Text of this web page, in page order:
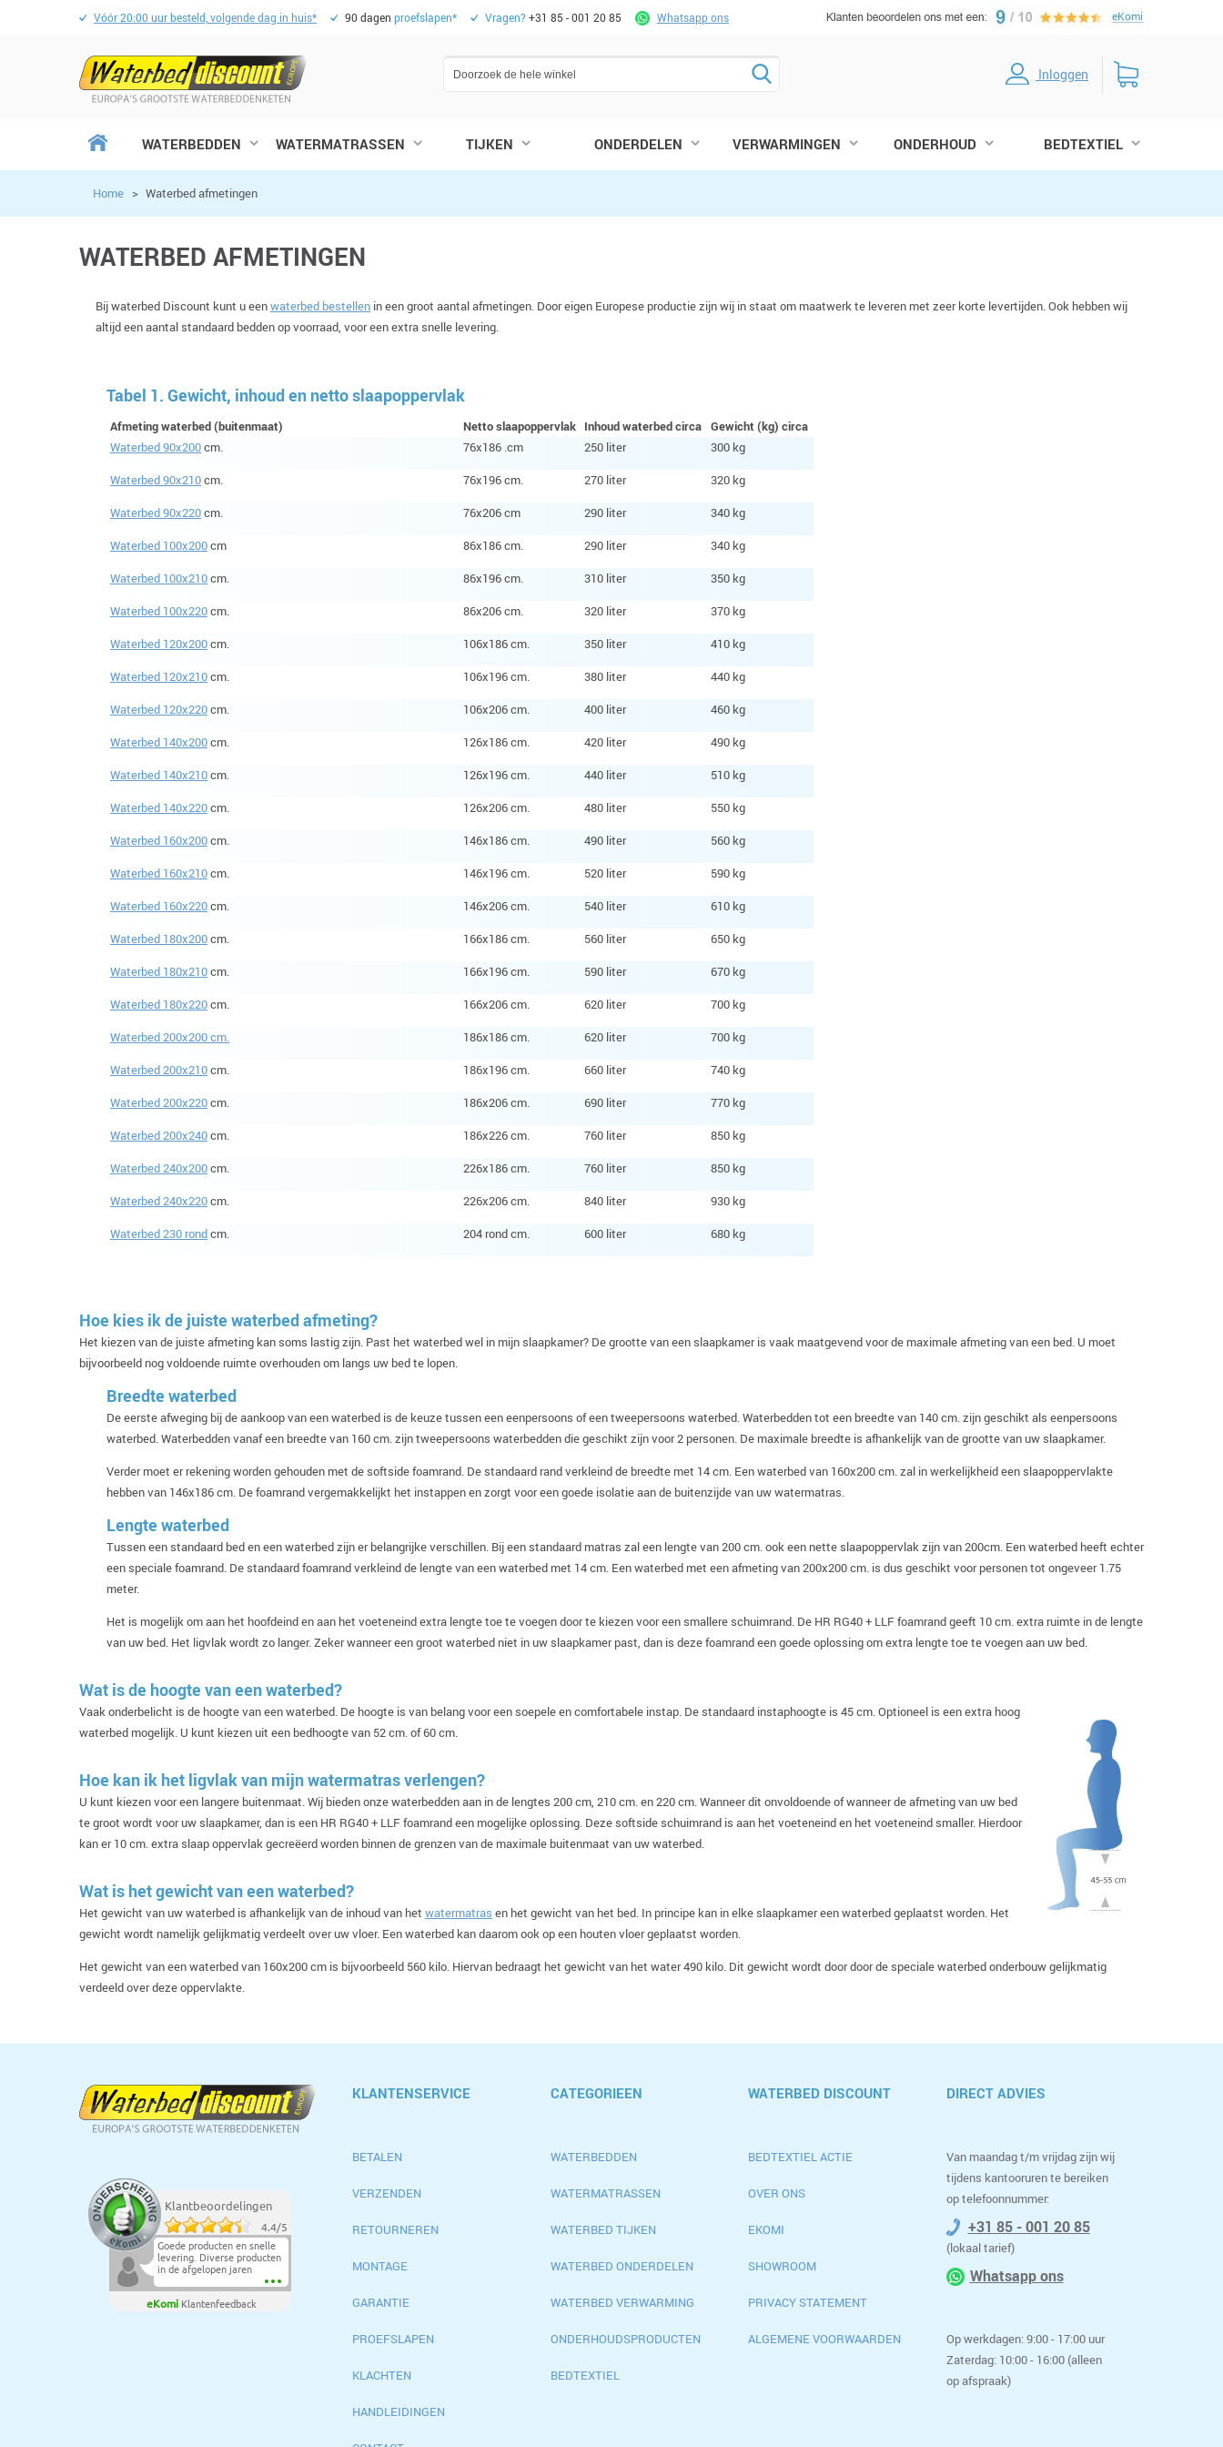
Vóór 20:00 uur besteld, volgende dag in huis* 90 dagen proefslapen* Vragen?+31 85 - 001 20 85 Whatsapp ons
Inloggen
WATERBEDDEN WATERMATRASSEN TIJKEN ONDERDELEN VERWARMINGEN ONDERHOUD BEDTEXTIEL
Home > Waterbed afmetingen
WATERBED AFMETINGEN
Bij waterbed Discount kunt u eenwaterbed bestellen in een groot aantal afmetingen. Door eigen Europese productie zijn wij in staat om maatwerk te leveren met zeer korte levertijden. Ook hebben wij
altijd een aantal standaard bedden op voorraad, voor een extra snelle levering.
Tabel 1. Gewicht, inhoud en netto slaapoppervlak
Afmeting waterbed (buitenmaat) Netto slaapoppervlak Inhoud waterbed circa Gewicht (kg) circa
Waterbed 90x200cm. 76x186 .cm 250 liter
300 kg
Waterbed 90x210cm. 76x196 cm. 270 liter
320 kg
Waterbed 90x220cm. 76x206 cm 290 liter
340 kg
Waterbed 100x200cm 86x186 cm. 290 liter
340 kg
Waterbed 100x210cm. 86x196 cm. 310 liter
350 kg
Waterbed 100x220cm. 86x206 cm. 320 liter
370 kg
Waterbed 120x200cm. 106x186 cm. 350 liter
410 kg
Waterbed 120x210cm. 106x196 cm. 380 liter
440 kg
Waterbed 120x220cm. 106x206 cm. 400 liter
460 kg
Waterbed 140x200cm. 126x186 cm. 420 liter
490 kg
Waterbed 140x210cm. 126x196 cm. 440 liter
510 kg
Waterbed 140x220cm. 126x206 cm. 480 liter
550 kg
Waterbed 160x200cm. 146x186 cm. 490 liter
560 kg
Waterbed 160x210cm. 146x196 cm. 520 liter
590 kg
Waterbed 160x220cm. 146x206 cm. 540 liter
610 kg
Waterbed 180x200cm. 166x186 cm. 560 liter
650 kg
Waterbed 180x210cm. 166x196 cm. 590 liter
670 kg
Waterbed 180x220cm. 166x206 cm. 620 liter
700 kg
Waterbed 200x200 cm.
186x186 cm. 620 liter
700 kg
Waterbed 200x210cm. 186x196 cm. 660 liter
740 kg
Waterbed 200x220cm. 186x206 cm. 690 liter
770 kg
Waterbed 200x240cm. 186x226 cm. 760 liter
850 kg
Waterbed 240x200cm. 226x186 cm. 760 liter
850 kg
Waterbed 240x220cm. 226x206 cm. 840 liter
930 kg
Waterbed 230 rondcm. 204 rond cm. 600 liter 680 kg
Hoe kies ik de juiste waterbed afmeting?
Het kiezen van de juiste afmeting kan soms lastig zijn. Past het waterbed wel in mijn slaapkamer? De grootte van een slaapkamer is vaak maatgevend voor de maximale afmeting van een bed. U moet
bijvoorbeeld nog voldoende ruimte overhouden om langs uw bed te lopen.
Breedte waterbed
De eerste afweging bij de aankoop van een waterbed is de keuze tussen een eenpersoons of een tweepersoons waterbed. Waterbedden tot een breedte van 140 cm. zijn geschikt als eenpersoons
waterbed. Waterbedden vanaf een breedte van 160 cm. zijn tweepersoons waterbedden die geschikt zijn voor 2 personen. De maximale breedte is afhankelijk van de grootte van uw slaapkamer.
Verder moet er rekening worden gehouden met de softside foamrand. De standaard rand verkleind de breedte met 14 cm. Een waterbed van 160x200 cm. zal in werkelijkheid een slaapoppervlakte
hebben van 146x186 cm. De foamrand vergemakkelijkt het instappen en zorgt voor een goede isolatie aan de buitenzijde van uw watermatras.
Lengte waterbed
Tussen een standaard bed en een waterbed zijn er belangrijke verschillen. Bij een standaard matras zal een lengte van 200 cm. ook een nette slaapoppervlak zijn van 200cm. Een waterbed heeft echter
een speciale foamrand. De standaard foamrand verkleind de lengte van een waterbed met 14 cm. Een waterbed met een afmeting van 200x200 cm. is dus geschikt voor personen tot ongeveer 1.75
meter.
Het is mogelijk om aan het hoofdeind en aan het voeteneind extra lengte toe te voegen door te kiezen voor een smallere schuimrand. De HR RG40 + LLF foamrand geeft 10 cm. extra ruimte in de lengte
van uw bed. Het ligvlak wordt zo langer. Zeker wanneer een groot waterbed niet in uw slaapkamer past, dan is deze foamrand een goede oplossing om extra lengte toe te voegen aan uw bed.
Wat is de hoogte van een waterbed?
Vaak onderbelicht is de hoogte van een waterbed. De hoogte is van belang voor een soepele en comfortabele instap. De standaard instaphoogte is 45 cm. Optioneel is een extra hoog
waterbed mogelijk. U kunt kiezen uit een bedhoogte van 52 cm. of 60 cm.
Hoe kan ik het ligvlak van mijn watermatras verlengen?
U kunt kiezen voor een langere buitenmaat. Wij bieden onze waterbedden aan in de lengtes 200 cm, 210 cm. en 220 cm. Wanneer dit onvoldoende of wanneer de afmeting van uw bed
te groot wordt voor uw slaapkamer, dan is een HR RG40 + LLF foamrand een mogelijke oplossing. Deze softside schuimrand is aan het voeteneind en het voeteneind smaller. Hierdoor
kan er 10 cm. extra slaap oppervlak gecreëerd worden binnen de grenzen van de maximale buitenmaat van uw waterbed.
Wat is het gewicht van een waterbed?
Het gewicht van uw waterbed is afhankelijk van de inhoud van het watermatras en het gewicht van het bed. In principe kan in elke slaapkamer een waterbed geplaatst worden. Het
gewicht wordt namelijk gelijkmatig verdeelt over uw vloer. Een waterbed kan daarom ook op een houten vloer geplaatst worden.
Het gewicht van een waterbed van 160x200 cm is bijvoorbeeld 560 kilo. Hiervan bedraagt het gewicht van het water 490 kilo. Dit gewicht wordt door door de speciale waterbed onderbouw gelijkmatig
verdeeld over deze oppervlakte.
Klantbeoordelingen
4.4/5
Goede producten en snelle
levering. Diverse producten
in de afgelopen jaren
netjes afgeleverd.Top.
eKomi Klantenfeedback
KLANTENSERVICE
BETALEN
VERZENDEN
RETOURNEREN
MONTAGE
GARANTIE
PROEFSLAPEN
KLACHTEN
HANDLEIDINGEN
CATEGORIEEN
WATERBEDDEN
WATERMATRASSEN
WATERBED TIJKEN
WATERBED ONDERDELEN
WATERBED VERWARMING
ONDERHOUDSPRODUCTEN
BEDTEXTIEL
WATERBED DISCOUNT
BEDTEXTIEL ACTIE
OVER ONS
EKOMI
SHOWROOM
PRIVACY STATEMENT
ALGEMENE VOORWAARDEN
DIRECT ADVIES
Van maandag t/m vrijdag zijn wij
tijdens kantooruren te bereiken
op telefoonnummer:
+31 85 - 001 20 85
(lokaal tarief)
Whatsapp ons
Op werkdagen: 9:00 - 17:00 uur
Zaterdag: 10:00 - 16:00 (alleen
op afspraak)